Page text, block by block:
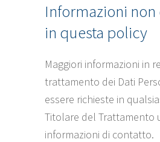
Informazioni
in questa policy
Maggiori informazioni in
trattamento dei Dati
essere richieste in
Titolare del Trattamento
informazioni di contatto.